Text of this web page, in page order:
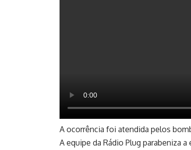
A ocorrência foi atendida pelos
A equipe da Rádio Plug parabeniza